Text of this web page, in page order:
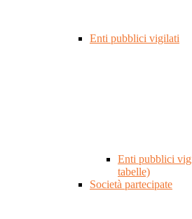
Enti pubblici vigilati
Enti pubblici
tabelle)
Società partecipate